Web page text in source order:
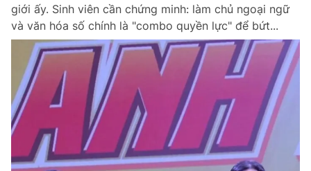
giới ấy. Sinh viên cần chứng minh: làm chủ ngoại ngữ
và văn hóa số chính là "combo quyền lực" để bứt...